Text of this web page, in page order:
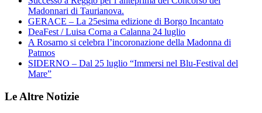
Madonnari di Taurianova.
GERACE – La 25esima edizione di Borgo Incantato
DeaFest / Luisa Corna a Calanna 24 luglio
A Rosarno si celebra l’incoronazione della Madonna di
Patmos
SIDERNO – Dal 25 luglio “Immersi nel Blu-Festival del
Mare”
Le Altre Notizie